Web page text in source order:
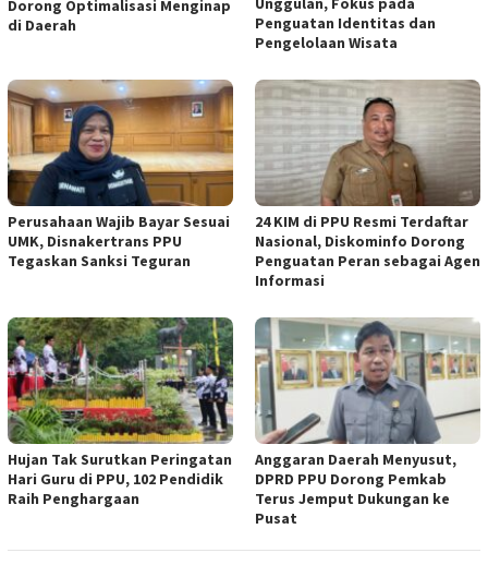
Dorong Optimalisasi Menginap
di Daerah
Penguatan Identitas dan
Pengelolaan Wisata
Perusahaan Wajib Bayar Sesuai
UMK, Disnakertrans PPU
Tegaskan Sanksi Teguran
24 KIM di PPU Resmi Terdaftar
Nasional, Diskominfo Dorong
Penguatan Peran sebagai Agen
Informasi
Hujan Tak Surutkan Peringatan
Hari Guru di PPU, 102 Pendidik
Raih Penghargaan
Anggaran Daerah Menyusut,
DPRD PPU Dorong Pemkab
Terus Jemput Dukungan ke
Pusat